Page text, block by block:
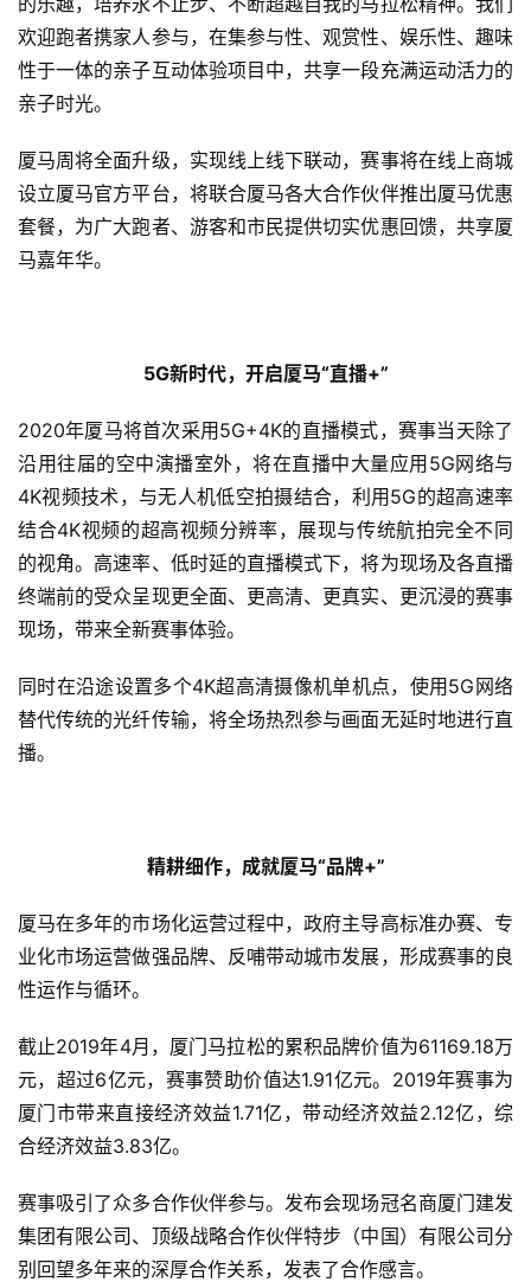
欢迎跑者携家人参与，在集参与性、观赏性、娱乐性、趣味
性于一体的亲子互动体验项目中，共享一段充满运动活力的
亲子时光。
厦马周将全面升级，实现线上线下联动，赛事将在线上商城
设立厦马官方平台，将联合厦马各大合作伙伴推出厦马优惠
套餐，为广大跑者、游客和市民提供切实优惠回馈，共享厦
马嘉年华。
5G新时代，开启厦马“直播+”
2020年厦马将首次采用5G+4K的直播模式，赛事当天除了
沿用往届的空中演播室外，将在直播中大量应用5G网络与
4K视频技术，与无人机低空拍摄结合，利用5G的超高速率
结合4K视频的超高视频分辨率，展现与传统航拍完全不同
的视角。高速率、低时延的直播模式下，将为现场及各直播
终端前的受众呈现更全面、更高清、更真实、更沉浸的赛事
现场，带来全新赛事体验。
同时在沿途设置多个4K超高清摄像机单机点，使用5G网络
替代传统的光纤传输，将全场热烈参与画面无延时地进行直
播。
精耕细作，成就厦马“品牌+”
厦马在多年的市场化运营过程中，政府主导高标准办赛、专
业化市场运营做强品牌、反哺带动城市发展，形成赛事的良
性运作与循环。
截止2019年4月，厦门马拉松的累积品牌价值为61169.18万
元，超过6亿元，赛事赞助价值达1.91亿元。2019年赛事为
厦门市带来直接经济效益1.71亿，带动经济效益2.12亿，综
合经济效益3.83亿。
赛事吸引了众多合作伙伴参与。发布会现场冠名商厦门建发
集团有限公司、顶级战略合作伙伴特步（中国）有限公司分
别回望多年来的深厚合作关系，发表了合作感言。